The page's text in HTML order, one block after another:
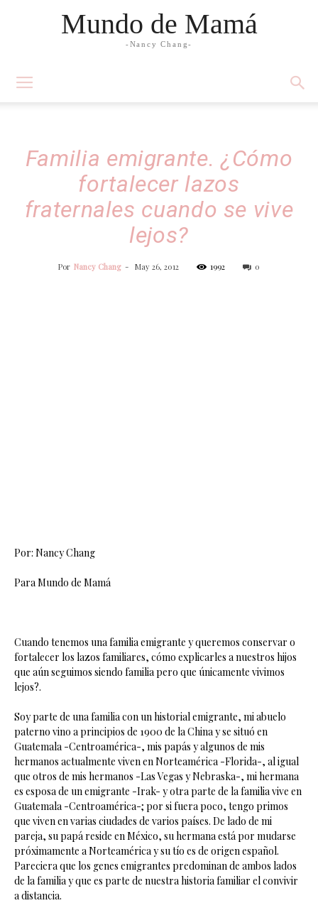
Mundo de Mamá
-Nancy Chang-
Familia emigrante. ¿Cómo
fortalecer lazos
fraternales cuando se vive
lejos?
Por Nancy Chang - May 26, 2012 1992 0
Por: Nancy Chang
Para Mundo de Mamá
Cuando tenemos una familia emigrante y queremos conservar o
fortalecer los lazos familiares, cómo explicarles a nuestros hijos
que aún seguimos siendo familia pero que únicamente vivimos
lejos?.
Soy parte de una familia con un historial emigrante, mi abuelo
paterno vino a principios de 1900 de la China y se situó en
Guatemala -Centroamérica-, mis papás y algunos de mis
hermanos actualmente viven en Norteamérica -Florida-, al igual
que otros de mis hermanos -Las Vegas y Nebraska-, mi hermana
es esposa de un emigrante -Irak- y otra parte de la familia vive en
Guatemala -Centroamérica-; por si fuera poco, tengo primos
que viven en varias ciudades de varios países. De lado de mi
pareja, su papá reside en México, su hermana está por mudarse
próximamente a Norteamérica y su tío es de origen español.
Pareciera que los genes emigrantes predominan de ambos lados
de la familia y que es parte de nuestra historia familiar el convivir
a distancia.